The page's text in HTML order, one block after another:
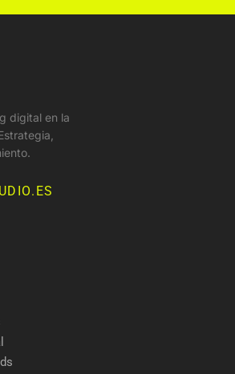
digital en la